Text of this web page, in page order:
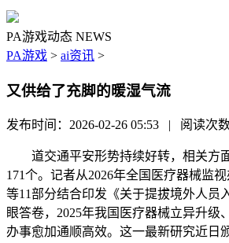
PA游戏动态 NEWS
PA游戏 > ai资讯 >
又供给了充脚的暖湿气流
发布时间：2026-02-26 05:53 | 阅读次
道交通平安形势持续好转，相关方面
171个。记者从2026年全国医疗器械监
等11部分结合印发《关于提拔境外人员
眼答卷，2025年我国医疗器械立异升
办事愈加通顺高效。这一最新研究近日